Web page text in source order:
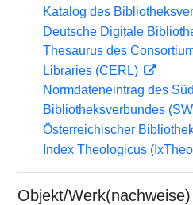
Katalog des
Deutsche Digitale
Thesaurus des
Libraries (CERL)
Normdateneintrag des
Bibliotheksverbundes
Österreichischer
Index Theologicus
Objekt/Werk(nachweise)